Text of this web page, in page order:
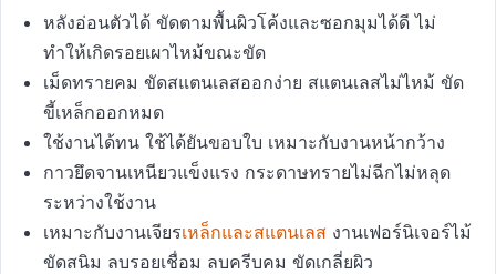
หลังอ่อนตัวได้ ขัดตามพื้นผิวโค้งและซอกมุมได้ดี ไม่
ทำให้เกิดรอยเผาไหม้ขณะขัด
เม็ดทรายคม ขัดสแตนเลสออกง่าย สแตนเลสไม่ไหม้ ขัด
ขี้เหล็กออกหมด
ใช้งานได้ทน ใช้ได้ยันขอบใบ เหมาะกับงานหน้ากว้าง
กาวยึดจานเหนียวแข็งแรง กระดาษทรายไม่ฉีกไม่หลุด
ระหว่างใช้งาน
เหมาะกับงานเจียรเหล็กและสแตนเลสงานเฟอร์นิเจอร์ไม้
ขัดสนิม ลบรอยเชื่อม ลบครีบคม ขัดเกลี่ยผิว